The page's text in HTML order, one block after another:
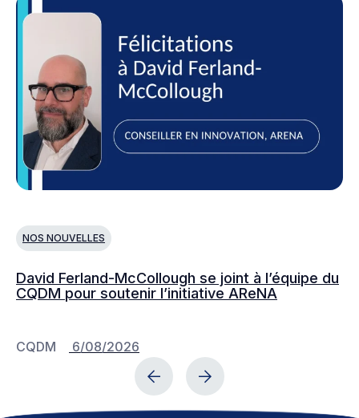
NOS NOUVELLES
David Ferland-McCollough se joint à l’équipe du
CQDM pour soutenir l’initiative AReNA
CQDM 6/08/2026